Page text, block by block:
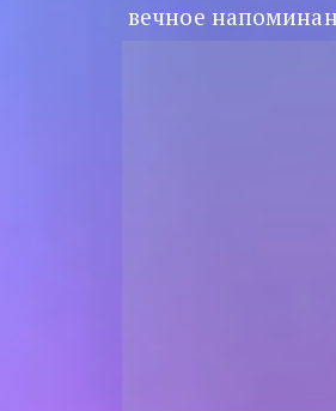
вечное